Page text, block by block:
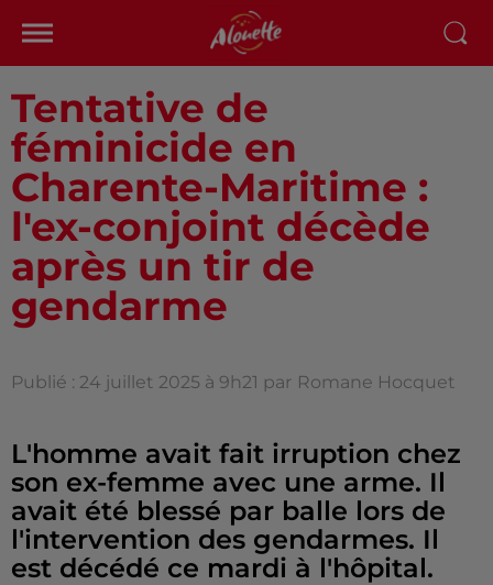
Tentative de
féminicide en
Charente-Maritime :
l'ex-conjoint décède
après un tir de
gendarme
Publié : 24 juillet 2025 à 9h21 par Romane Hocquet
L'homme avait fait irruption chez
son ex-femme avec une arme. Il
avait été blessé par balle lors de
l'intervention des gendarmes. Il
est décédé ce mardi à l'hôpital.